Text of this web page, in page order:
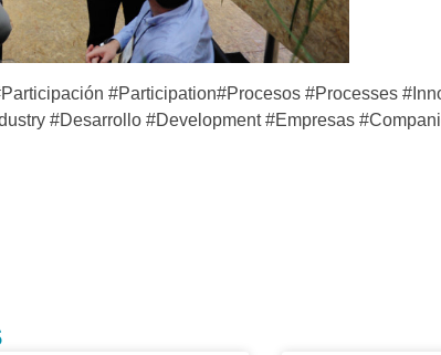
#Participation#Procesos #Processes
#Desarrollo #Development #Empresas